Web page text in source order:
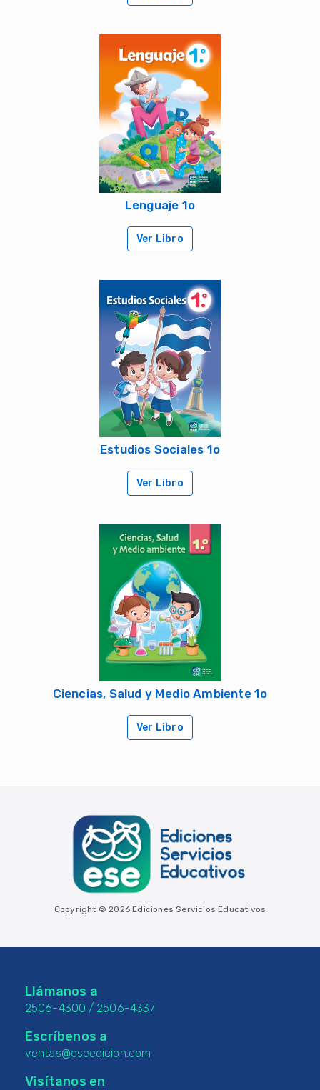
Lenguaje 1o
Ver Libro
Estudios Sociales 1o
Ver Libro
Ciencias, Salud y Medio Ambiente 1o
Ver Libro
Copyright © 2026 Ediciones Servicios Educativos
Llámanos a
2506-4300 / 2506-4337
Escríbenos a
ventas@eseedicion.com
Visítanos en